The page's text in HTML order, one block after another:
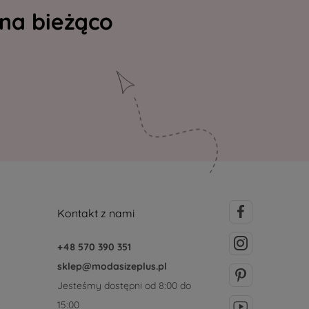
bieżąco
Kontakt z nami
+48 570 390 351
sklep@modasizeplus.pl
Jesteśmy dostępni od 8:00 do
15:00